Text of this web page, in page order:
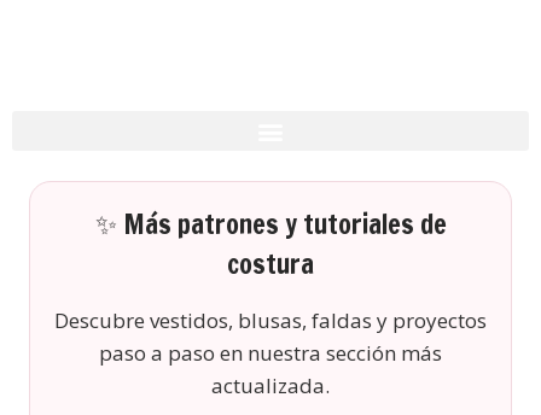
✨ Más patrones y tutoriales de
costura
Descubre vestidos, blusas, faldas y proyectos
paso a paso en nuestra sección más
actualizada.